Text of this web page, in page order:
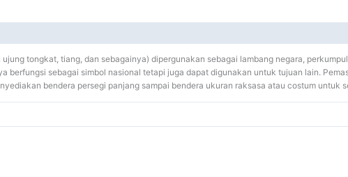
tongkat, tiang, dan sebagainya) dipergunakan sebagai lambang negara,
sebagai simbol nasional tetapi juga dapat digunakan untuk tujuan lain.
bendera persegi panjang sampai bendera ukuran raksasa atau costum untuk